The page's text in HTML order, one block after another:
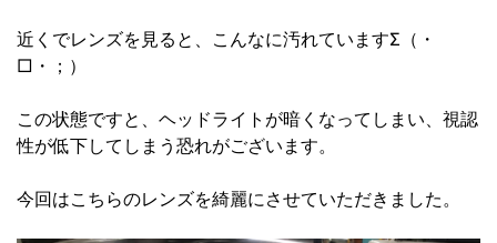
近くでレンズを見ると、こんなに汚れていますΣ（・
□・；）
この状態ですと、ヘッドライトが暗くなってしまい、視認
性が低下してしまう恐れがございます。
今回はこちらのレンズを綺麗にさせていただきました。